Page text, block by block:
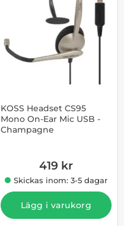
KOSS Headset CS95
Mono On-Ear Mic USB -
Champagne
419 kr
Skickas inom: 3-5 dagar
Lägg i varukorg